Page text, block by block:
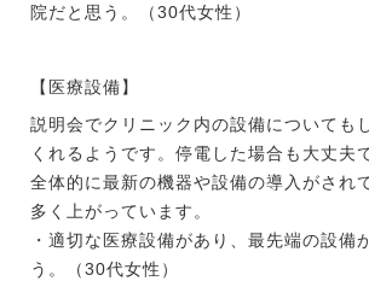
院だと思う。（30代女性）
【医療設備】
説明会でクリニック内の設備についても
くれるようです。停電した場合も大丈夫
全体的に最新の機器や設備の導入がされ
多く上がっています。
・適切な医療設備があり、最先端の設備
う。（30代女性）